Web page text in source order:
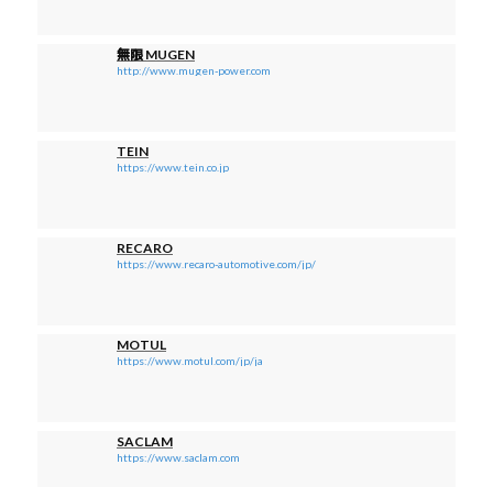
無限 MUGEN
http://www.mugen-power.com
TEIN
https://www.tein.co.jp
RECARO
https://www.recaro-automotive.com/jp/
MOTUL
https://www.motul.com/jp/ja
SACLAM
https://www.saclam.com